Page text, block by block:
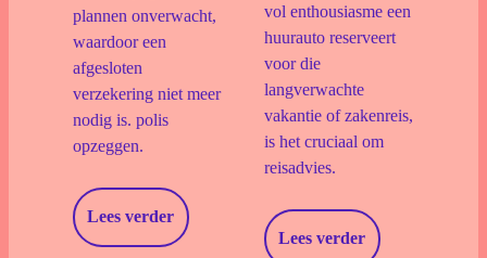
Voorwaarden
Schade Melden
Veelgestelde vragen
plannen onverwacht,
waardoor een
afgesloten
verzekering niet meer
nodig is. polis
opzeggen.
Lees verder
vol enthousiasme een
huurauto reserveert
voor die
langverwachte
vakantie of zakenreis,
is het cruciaal om
reisadvies.
Lees verder